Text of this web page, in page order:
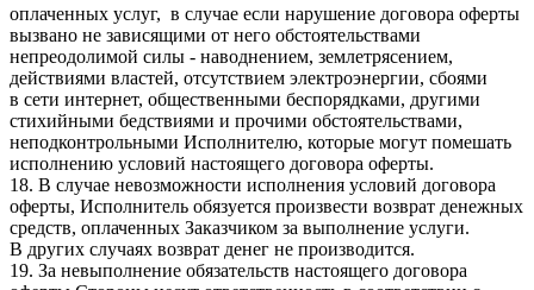
оплаченных услуг, в случае если нарушение договора оферты
вызвано не зависящими от него обстоятельствами
непреодолимой силы - наводнением, землетрясением,
действиями властей, отсутствием электроэнергии, сбоями
в сети интернет, общественными беспорядками, другими
стихийными бедствиями и прочими обстоятельствами,
неподконтрольными Исполнителю, которые могут помешать
исполнению условий настоящего договора оферты.
18. В случае невозможности исполнения условий договора
оферты, Исполнитель обязуется произвести возврат денежных
средств, оплаченных Заказчиком за выполнение услуги.
В других случаях возврат денег не производится.
19. За невыполнение обязательств настоящего договора